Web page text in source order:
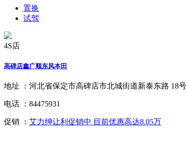
置换
试驾
4S店
高碑店鑫广顺东风本田
地址 ： 河北省保定市高碑店市北城街道新泰东路 18号
电话 ： 84475931
促销 ： 艾力绅让利促销中 目前优惠高达8.05万